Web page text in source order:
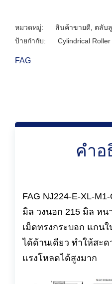
หมวดหมู่: สินค้าขายดี
ตลับ
ป้ายกำกับ:
Cylindrical
FAG
คำอ
FAG NJ224-E-XL-
มิล วงนอก 215 มิล หน
เม็ดทรงกระบอก แกน
ได้ด้านเดียว ทำให้สะ
แรงโหลดได้สูงมาก